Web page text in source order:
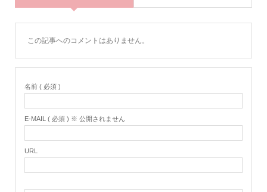
この記事へのコメントはありません。
名前 ( 必須 )
E-MAIL ( 必須 ) ※ 公開されません
URL